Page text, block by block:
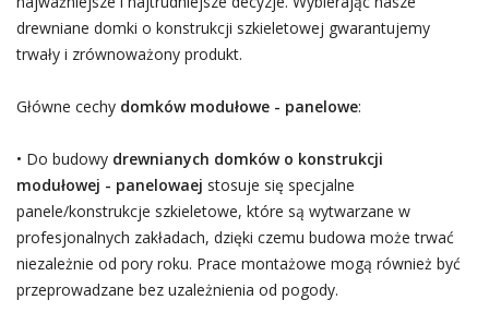
drewniane domki o konstrukcji szkieletowej gwarantujemy
trwały i zrównoważony produkt.
Główne cechy domków modułowe - panelowe:
• Do budowy drewnianych domków o konstrukcji
modułowej - panelowaej stosuje się specjalne
panele/konstrukcje szkieletowe, które są wytwarzane w
profesjonalnych zakładach, dzięki czemu budowa może trwać
niezależnie od pory roku. Prace montażowe mogą również być
przeprowadzane bez uzależnienia od pogody.